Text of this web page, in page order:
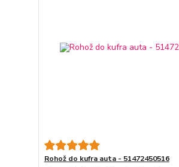
Rohož do kufra auta - 51472450516